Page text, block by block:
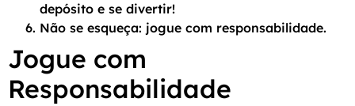
depósito e se divertir!
Não se esqueça: jogue com responsabilidade.
Jogue com
Responsabilidade